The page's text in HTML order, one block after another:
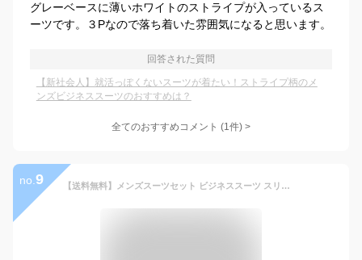
グレーベースに薄いホワイトのストライプが入っているス
ーツです。３Pなので落ち着いた雰囲気になると思います。
回答された質問
【新社会人】就活っぽくないスーツが着たい！ストライプ柄のメ
ンズビジネススーツのおすすめは？
全てのおすすめコメント (1件) >
no. 9 【送料無料】メンズスーツセット ビジネススーツ スリーピース スーツ ストライプ セットアップ ジャケット+パンツ+ベスト 韓国風 スリムスーツ 3ピーススーツ 結婚式 通勤 披露宴 司会 舞台 パーティー 成人式 フォーマルスーツ 紳士服 春夏秋冬 父の日 息子 プレゼント